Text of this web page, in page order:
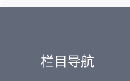
栏目导航